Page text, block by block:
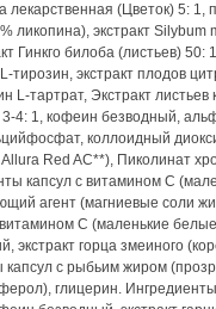
лекарственная (Цветок) 5:
ликопина), экстракт
Гинкго билоба (листьев)
тирозин, экстракт плодов
L-тартрат, Экстракт
4: 1, кофеин безводный,
коллоидный
Red AC**), Пиколинат
капсул с витамином C
агент (магниевые соли
C (маленькие белые
экстракт горца змеиного
с рыбьим жиром
глицерин.